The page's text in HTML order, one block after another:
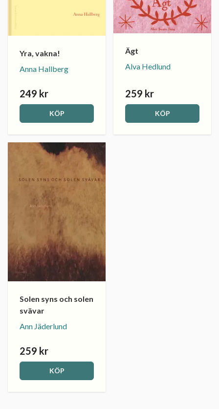
Yra, vakna!
Anna Hallberg
249 kr
KÖP
Ägt
Alva Hedlund
259 kr
KÖP
Solen syns och solen
svävar
Ann Jäderlund
259 kr
KÖP